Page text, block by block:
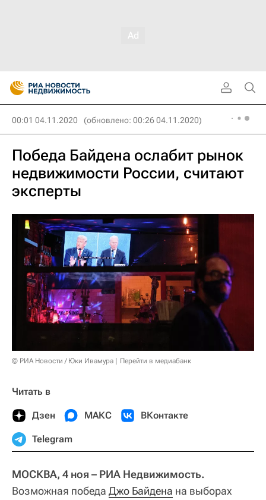
00:01 04.11.2020 (обновлено: 00:26 04.11.2020)
Победа Байдена ослабит рынок
недвижимости России, считают
эксперты
© РИА Новости / Юки Ивамура Перейти в медиабанк
Читать в
Дзен МАКС ВКонтакте
Telegram
МОСКВА, 4 ноя – РИА Недвижимость.
Возможная победа Джо Байдена на выборах